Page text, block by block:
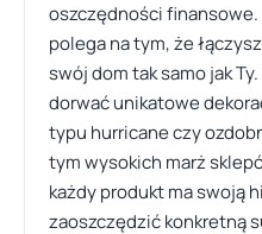
oszczędności
polega na tym, że
swój dom tak samo jak
dorwać unikatowe
typu hurricane czy
tym wysokich marż
każdy produkt ma swoją
zaoszczędzić konkretną